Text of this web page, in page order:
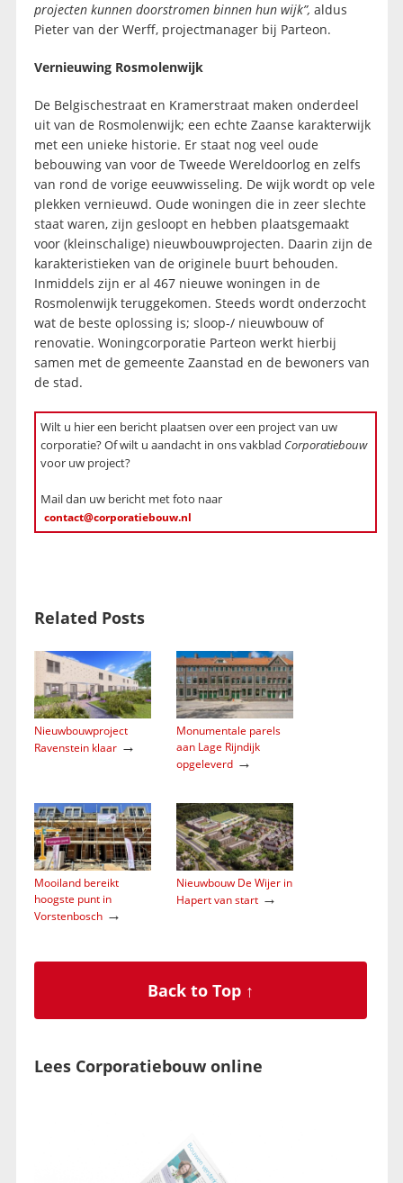
projecten kunnen doorstromen binnen hun wijk”, aldus
Pieter van der Werff, projectmanager bij Parteon.
Vernieuwing Rosmolenwijk
De Belgischestraat en Kramerstraat maken onderdeel
uit van de Rosmolenwijk; een echte Zaanse karakterwijk
met een unieke historie. Er staat nog veel oude
bebouwing van voor de Tweede Wereldoorlog en zelfs
van rond de vorige eeuwwisseling. De wijk wordt op vele
plekken vernieuwd. Oude woningen die in zeer slechte
staat waren, zijn gesloopt en hebben plaatsgemaakt
voor (kleinschalige) nieuwbouwprojecten. Daarin zijn de
karakteristieken van de originele buurt behouden.
Inmiddels zijn er al 467 nieuwe woningen in de
Rosmolenwijk teruggekomen. Steeds wordt onderzocht
wat de beste oplossing is; sloop-/ nieuwbouw of
renovatie. Woningcorporatie Parteon werkt hierbij
samen met de gemeente Zaanstad en de bewoners van
de stad.
Wilt u hier een bericht plaatsen over een project van uw
corporatie? Of wilt u aandacht in ons vakblad Corporatiebouw
voor uw project?
Mail dan uw bericht met foto naar
contact@corporatiebouw.nl
Related Posts
Nieuwbouwproject
Ravenstein klaar→
Monumentale parels
aan Lage Rijndijk
opgeleverd→
Mooiland bereikt
hoogste punt in
Vorstenbosch→
Nieuwbouw De Wijer in
Hapert van start→
Back to Top ↑
Lees Corporatiebouw online